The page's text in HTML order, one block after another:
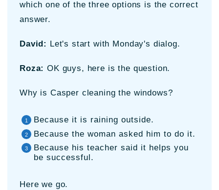
which one of the three options is the correct
answer.
David: Let's start with Monday's dialog.
Roza: OK guys, here is the question.
Why is Casper cleaning the windows?
Because it is raining outside.
Because the woman asked him to do it.
Because his teacher said it helps you
be successful.
Here we go.